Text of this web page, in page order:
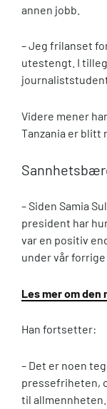
annen jobb.
– Jeg frilanset
utestengt. I
Videre mener
Tanzania er blitt
– Siden Samia
president har
var en positiv
under vår
Les mer om den
Han fortsetter:
– Det er noen
pressefriheten,
til